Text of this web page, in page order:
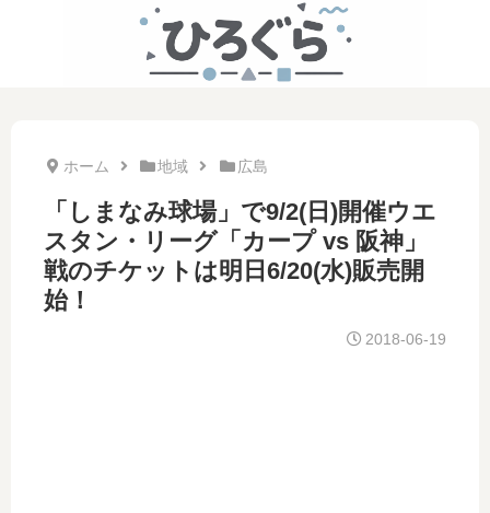
ホーム 地域 広島
「しまなみ球場」で9/2(日)開催ウエ
スタン・リーグ「カープ vs 阪神」
戦のチケットは明日6/20(水)販売開
始！
2018-06-19